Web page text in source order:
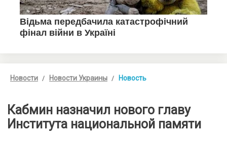
Новости Новости Украины Новость
Кабмин назначил нового главу
Института национальной памяти